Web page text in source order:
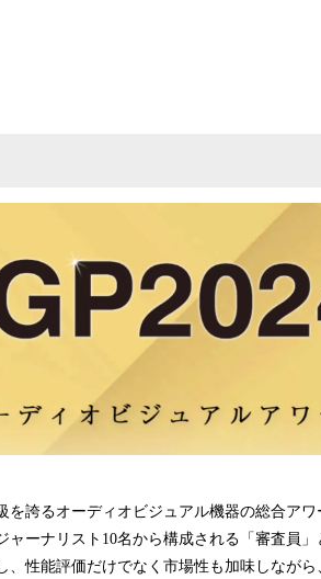
を誇るオーディオビジュアル機器の総合ア
ーナリスト10名から構成される「審査員
、性能評価だけでなく市場性も加味しなが